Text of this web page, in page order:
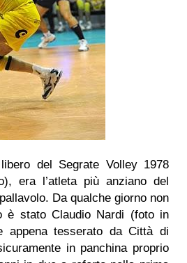
del Segrate Volley 1978
era l’atleta più anziano del
Da qualche giorno non
è stato Claudio Nardi (foto in
appena tesserato daCittà di
in panchina proprio